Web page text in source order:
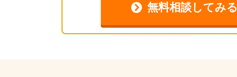
無料相談してみる